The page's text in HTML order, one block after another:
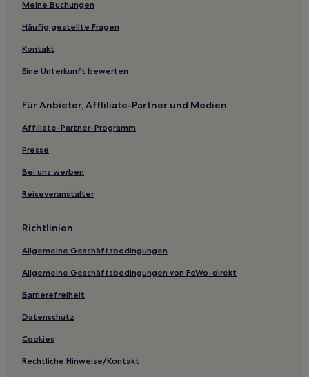
Hotels nahe Atsuta-Jingu-Schrein
Ryokans in Bahnhof Taya
Ryokans in Nagoya
Meine Buchungen
Häufig gestellte Fragen
Kontakt
Eine Unterkunft bewerten
Für Anbieter, Affliliate-Partner und Medien
Affiliate-Partner-Programm
Presse
Bei uns werben
Reiseveranstalter
Richtlinien
Allgemeine Geschäftsbedingungen
Allgemeine Geschäftsbedingungen von FeWo-direkt
Barrierefreiheit
Datenschutz
Cookies
Rechtliche Hinweise/Kontakt